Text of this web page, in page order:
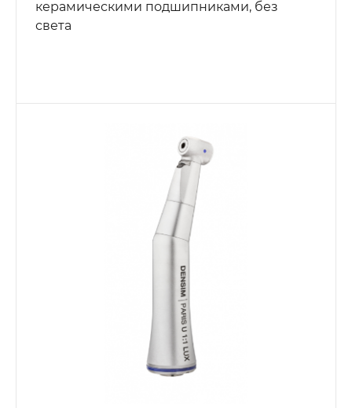
керамическими подшипниками, без
света